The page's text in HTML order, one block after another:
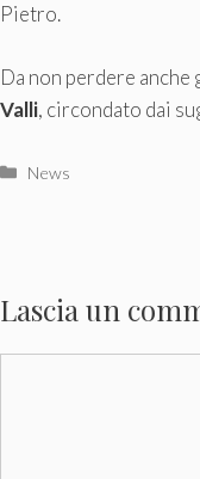
Pietro.
Da non perdere
Valli, circondato dai
Categorie
News
Lascia un